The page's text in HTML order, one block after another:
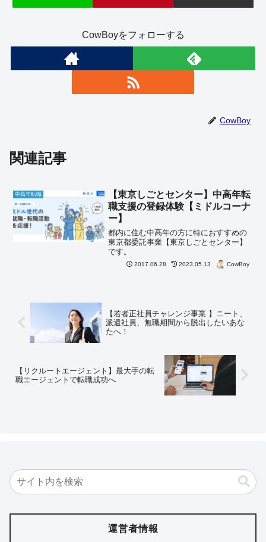
CowBoyをフォローする
CowBoy
関連記事
中高年転職
【東京しごとセンター】中高年転
職支援の登録体験【ミドルコーナ
ー】
都内に住む中高年の方に特におすすめの
東京都委託事業【東京しごとセンター】
です。
2017.06.28 2023.05.13 CowBoy
【若者正社員チャレンジ事業 】ニート、
派遣社員、無職期間から脱出したいあな
たへ！
【リクルートエージェント】最大手の転
職エージェントで転職成功へ
運営者情報